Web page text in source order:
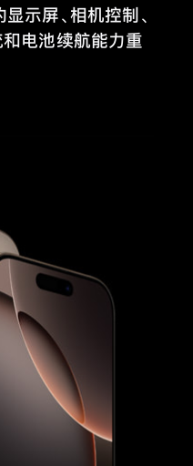
示屏、相机控制、
电池续航能力重